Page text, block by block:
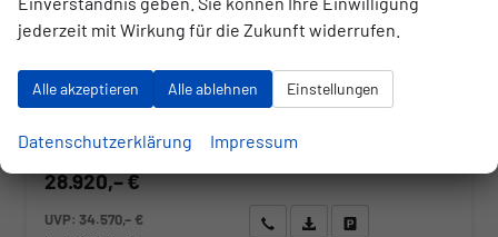
Fahrzeugnr. Getriebe
Kraftstoff Benzin Außenfarbe Graphite Grau Metallic
Leistung 85 kW (116 PS) Kilometerstand 10 km
01.06.2026
28.920,– €
UVP:34.570,– €
Wir rufen Sie anAngebot drucken (PDF)
jederzeit mit Wirkung für die Zukunft widerrufen.
Alle akzeptieren Alle ablehnen Einstellungen
Datenschutzerklärung Impressum